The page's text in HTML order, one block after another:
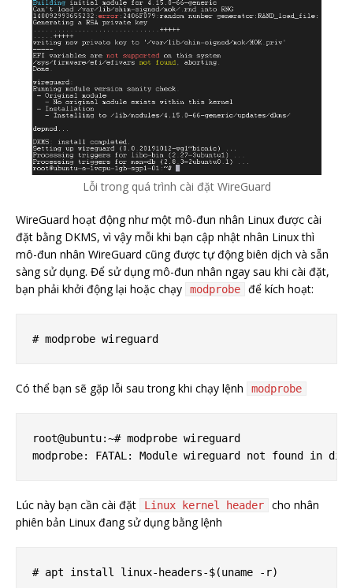
Lỗi trong quá trình cài đặt WireGuard
WireGuard hoạt động như một mô-đun nhân Linux được cài
đặt bằng DKMS, vì vậy mỗi khi bạn cập nhật nhân Linux thì
mô-đun nhân WireGuard cũng được tự động biên dịch và sẵn
sàng sử dụng. Để sử dụng mô-đun nhân ngay sau khi cài đặt,
bạn phải khởi động lại hoặc chạy
modprobe để kích hoạt:
Có thể bạn sẽ gặp lỗi sau trong khi chạy lệnh modprobe
root@ubuntu:~# modprobe wireguard
Lúc này bạn cần cài đặt Linux kernel header
cho nhân
phiên bản Linux đang sử dụng bằng lệnh